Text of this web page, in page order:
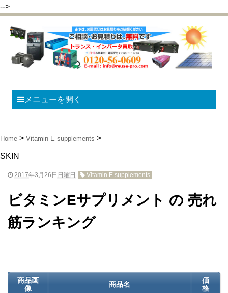
-->
メニューを開く
Home Vitamin E supplements
SKIN
2017年3月26日日曜日 Vitamin E supplements
ビタミンEサプリメント の 売れ
筋ランキング
商品画
像
商品名
価
格